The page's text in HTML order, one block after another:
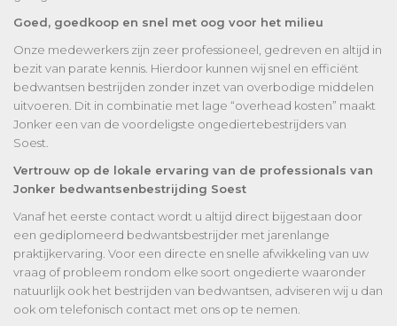
Goed, goedkoop en snel met oog voor het milieu
Onze medewerkers zijn zeer professioneel, gedreven en altijd in
bezit van parate kennis. Hierdoor kunnen wij snel en efficiënt
bedwantsen bestrijden zonder inzet van overbodige middelen
uitvoeren. Dit in combinatie met lage “overhead kosten” maakt
Jonker een van de voordeligste ongediertebestrijders van
Soest.
Vertrouw op de lokale ervaring van de professionals van
Jonker bedwantsenbestrijding Soest
Vanaf het eerste contact wordt u altijd direct bijgestaan door
een gediplomeerd bedwantsbestrijder met jarenlange
praktijkervaring. Voor een directe en snelle afwikkeling van uw
vraag of probleem rondom elke soort ongedierte waaronder
natuurlijk ook het bestrijden van bedwantsen, adviseren wij u dan
ook om telefonisch contact met ons op te nemen.